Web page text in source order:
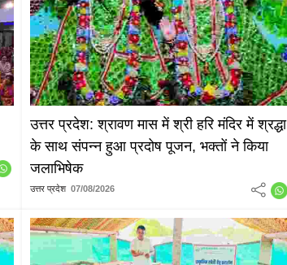
उत्तर प्रदेश: श्रावण मास में श्री हरि मंदिर में श्रद्धा
के साथ संपन्न हुआ प्रदोष पूजन, भक्तों ने किया
जलाभिषेक
उत्तर प्रदेश 07/08/2026